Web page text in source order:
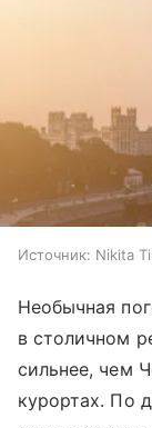
Источник: Nikita
Необычная
в столичном
сильнее, чем
курортах. По